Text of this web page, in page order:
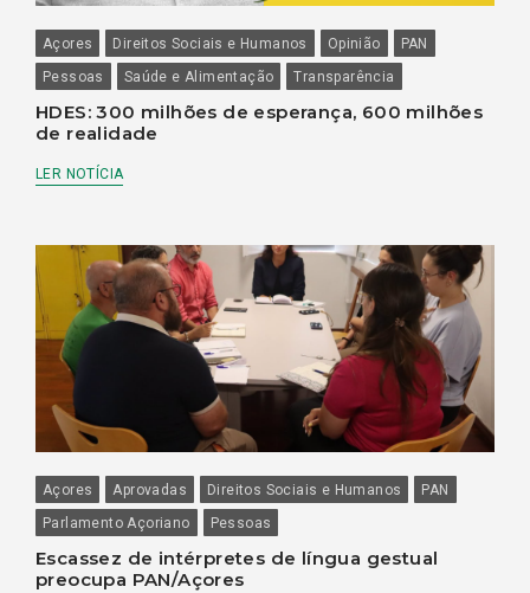
Açores Direitos Sociais e Humanos Opinião
PAN
Pessoas
Saúde e Alimentação Transparência
HDES: 300 milhões de esperança, 600 milhões
de realidade
LER NOTÍCIA
Açores Aprovadas Direitos Sociais e Humanos
PAN
Parlamento Açoriano
Pessoas
Escassez de intérpretes de língua gestual
preocupa PAN/Açores